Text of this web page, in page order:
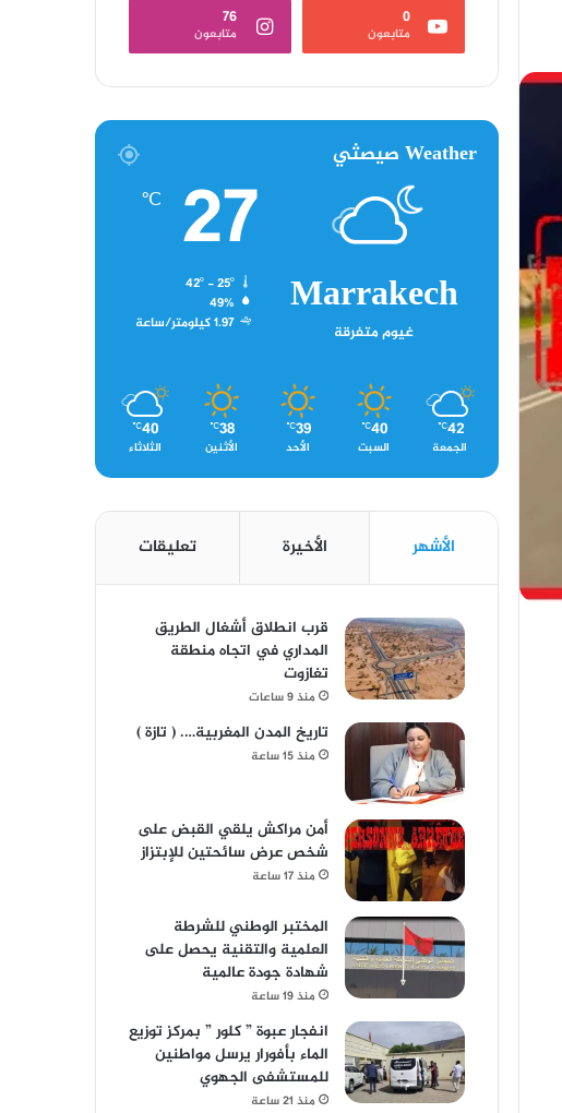
0
متابعون
76
متابعون
Weather صيصثي
Marrakech
غيوم متفرقة
27
℃
42º - 25º
49%
1.97 كيلومتر/ساعة
42
℃
الجمعة
40
℃
السبت
39
℃
الأحد
38
℃
الأثنين
40
℃
الثلاثاء
الأشهر الأخيرة تعليقات
قرب انطلاق أشغال الطريق
المداري في اتجاه منطقة
تغازوت
منذ 9 ساعات
تاريخ المدن المغربية…. ( تازة )
منذ 15 ساعة
أمن مراكش يلقي القبض على
شخص عرض سائحتين للإبتزاز
منذ 17 ساعة
المختبر الوطني للشرطة
العلمية والتقنية يحصل على
شهادة جودة عالمية
منذ 19 ساعة
انفجار عبوة ” كلور ” بمركز توزيع
الماء بأفورار يرسل مواطنين
للمستشفى الجهوي
منذ 21 ساعة